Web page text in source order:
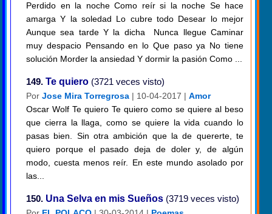
Perdido en la noche Como reír si la noche Se hace
amarga Y la soledad Lo cubre todo Desear lo mejor
Aunque sea tarde Y la dicha Nunca llegue Caminar
muy despacio Pensando en lo Que paso ya No tiene
solución Morder la ansiedad Y dormir la pasión Como ...
149. Te quiero (3721 veces visto)
Por Jose Mira Torregrosa | 10-04-2017 | Amor
Oscar Wolf Te quiero Te quiero como se quiere al beso
que cierra la llaga, como se quiere la vida cuando lo
pasas bien. Sin otra ambición que la de quererte, te
quiero porque el pasado deja de doler y, de algún
modo, cuesta menos reír. En este mundo asolado por
las...
150. Una Selva en mis Sueños (3719 veces visto)